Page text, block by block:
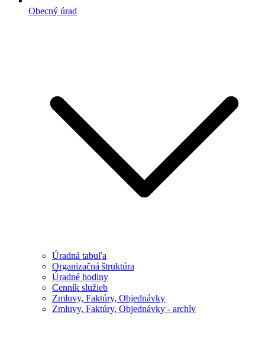
Obecný úrad
Úradná tabuľa
Organizačná štruktúra
Úradné hodiny
Cenník služieb
Zmluvy, Faktúry, Objednávky
Zmluvy, Faktúry, Objednávky - archív